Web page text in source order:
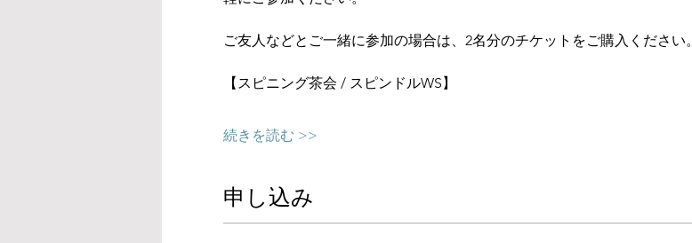
ご友人などとご一緒に参加の場合は、2名分のチケットをご購入ください。
【スピニング茶会 / スピンドルWS】
続きを読む >>
申し込み